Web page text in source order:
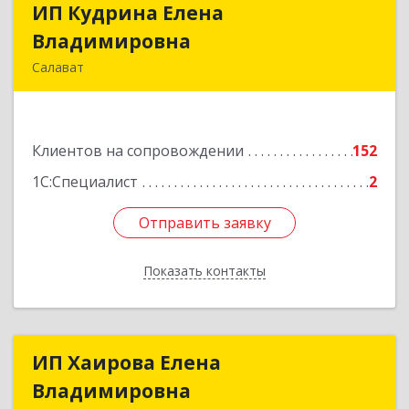
ИП Кудрина Елена
Владимировна
Салават
Клиентов на сопровождении
152
1С:Специалист
2
Отправить заявку
Показать контакты
ИП Кудрина Елена
Подробнее
Отправить заявку
Назад
ИП Хаирова Елена
Владимировна
ИП Хаирова Елена